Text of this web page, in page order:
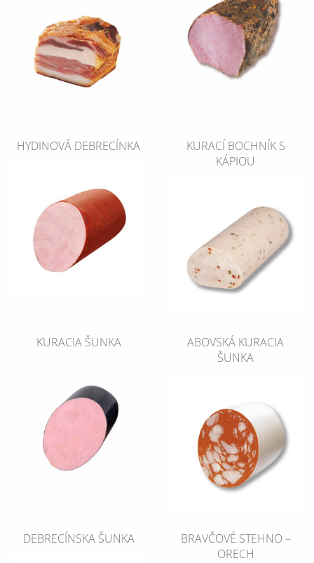
HYDINOVÁ DEBRECÍNKA
KURACÍ BOCHNÍK S
KÁPIOU
KURACIA ŠUNKA
ABOVSKÁ KURACIA
ŠUNKA
DEBRECÍNSKA ŠUNKA
BRAVČOVÉ STEHNO –
ORECH